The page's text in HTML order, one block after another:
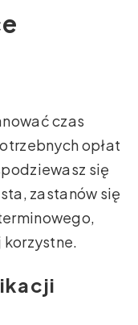
czas
opłat
się
zastanów się